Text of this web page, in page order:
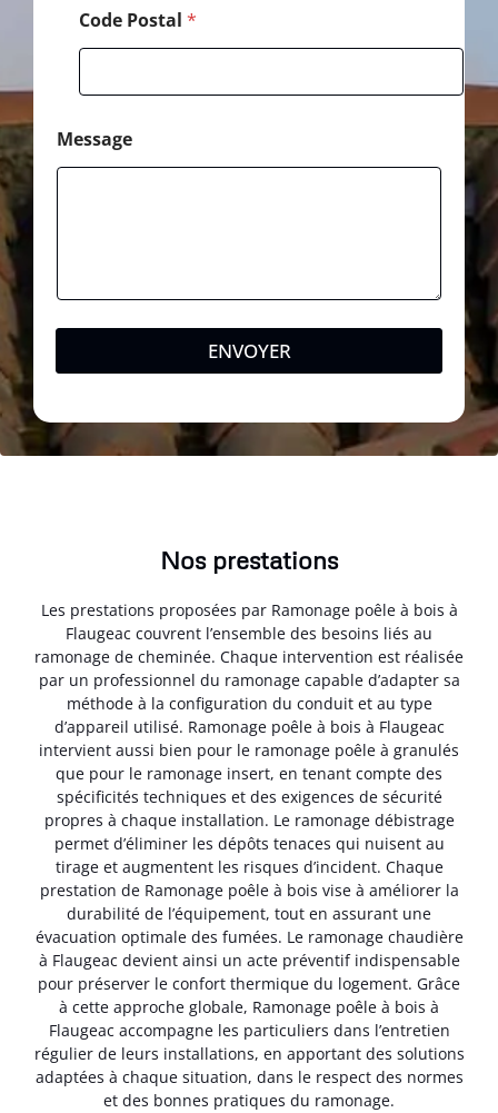
Code Postal *
Message
ENVOYER
Nos prestations
Les prestations proposées par Ramonage poêle à bois à
Flaugeac couvrent l’ensemble des besoins liés au
ramonage de cheminée. Chaque intervention est réalisée
par un professionnel du ramonage capable d’adapter sa
méthode à la configuration du conduit et au type
d’appareil utilisé. Ramonage poêle à bois à Flaugeac
intervient aussi bien pour le ramonage poêle à granulés
que pour le ramonage insert, en tenant compte des
spécificités techniques et des exigences de sécurité
propres à chaque installation. Le ramonage débistrage
permet d’éliminer les dépôts tenaces qui nuisent au
tirage et augmentent les risques d’incident. Chaque
prestation de Ramonage poêle à bois vise à améliorer la
durabilité de l’équipement, tout en assurant une
évacuation optimale des fumées. Le ramonage chaudière
à Flaugeac devient ainsi un acte préventif indispensable
pour préserver le confort thermique du logement. Grâce
à cette approche globale, Ramonage poêle à bois à
Flaugeac accompagne les particuliers dans l’entretien
régulier de leurs installations, en apportant des solutions
adaptées à chaque situation, dans le respect des normes
et des bonnes pratiques du ramonage.